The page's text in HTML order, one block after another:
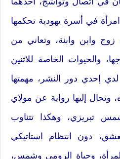
معاصر وأحدهما تاريخي،‮ ‬امرأة في أسرة يهودية تحكمها
تقاليد الديانة،‮ ‬امرأة ذات زوج وابن وابنة،‮ ‬وتعاني من
رتابة حياتها،‮ ‬وخيانات زوجها،‮ ‬والحيوات الخاصة للاثنين
من ذريتها،‮ ‬فتعمل قارئة لدي إحدي دور النشر،‮ ‬مهمتها
أن تكتب تقريرا عما تقرأه،‮ ‬وتحال إليها رواية عن مولاي
جلال الدين الرومي وشمس تبريزي،‮ ‬وهكذا تتناوب
الرواية،‮ ‬أعني قواعد العشق،‮ ‬دون انتظام استاتيكي